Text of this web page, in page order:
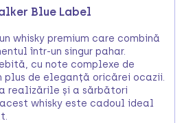
Blue Label
whisky premium care combină
într-un singur pahar.
cu note complexe de
plus de eleganță oricărei ocazii.
realizările și a sărbători
whisky este cadoul ideal